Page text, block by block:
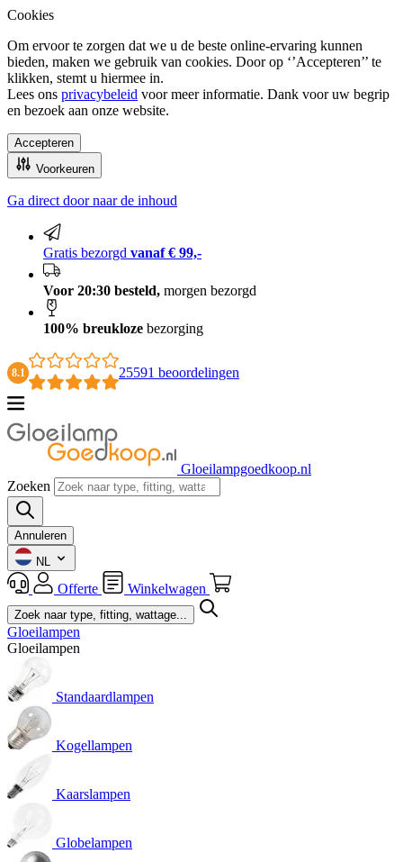
Cookies
Om ervoor te zorgen dat we u de beste online-ervaring kunnen
bieden, maken we gebruik van cookies. Door op ‘’Accepteren’’ te
klikken, stemt u hiermee in.
Lees ons privacybeleid voor meer informatie. Dank voor uw begrip
en bezoek aan onze website.
Accepteren
Voorkeuren
Gratis bezorgd vanaf € 99,-
Ga direct door naar de inhoud
Gratis bezorgd vanaf € 99,-
Voor 20:30 besteld, morgen bezorgd
100% breukloze bezorging
8.1 25591 beoordelingen
Gloeilampgoedkoop.nl
Zoeken
Annuleren
NL
Offerte Winkelwagen
Gloeilampen
Gloeilampen
Standaardlampen
Kogellampen
Kaarslampen
Globelampen